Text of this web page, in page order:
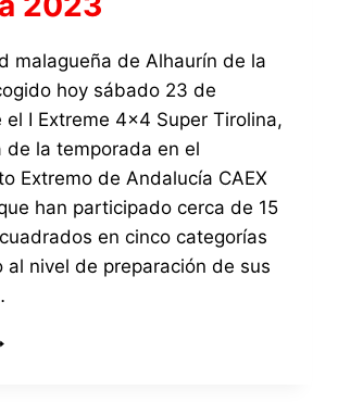
malagueña de Alhaurín de la
hoy sábado 23 de
el I Extreme 4×4 Super Tirolina,
de la temporada en el
Extremo de Andalucía CAEX
han participado cerca de 15
en cinco categorías
al nivel de preparación de sus